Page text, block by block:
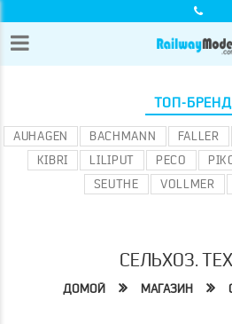
ТОП-
AUHAGEN BACHMANN FALLER
KIBRI
LILIPUT PECO
SEUTHE
VOLLMER
СЕЛЬХОЗ.
ДОМОЙ МАГАЗИН